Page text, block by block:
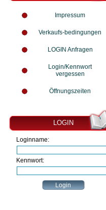
Impressum
Verkaufs-bedingungen
LOGIN Anfragen
Login/Kennwort
vergessen
Öffnungszeiten
LOGIN
Loginname:
Kennwort: